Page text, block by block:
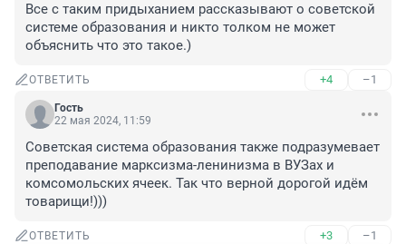
Все с таким придыханием рассказывают о советской
системе образования и никто толком не может
объяснить что это такое.)
ОТВЕТИТЬ +4 –1
Гость
22 мая 2024, 11:59
Советская система образования также подразумевает
преподавание марксизма-ленинизма в ВУЗах и
комсомольских ячеек. Так что верной дорогой идём
товарищи!)))
ОТВЕТИТЬ +3 –1